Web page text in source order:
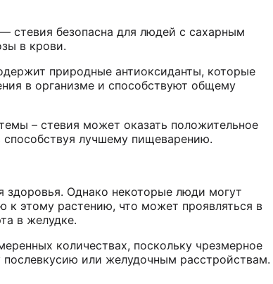
стевия безопасна для людей с сахарным
в крови.
природные антиоксиданты, которые
в организме и способствуют общему
– стевия может оказать положительное
лучшему пищеварению.
здоровья. Однако некоторые люди могут
к этому растению, что может проявляться в
в желудке.
количествах, поскольку чрезмерное
или желудочным расстройствам.